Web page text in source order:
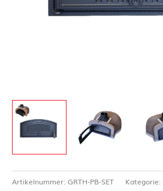
Artikelnummer: GRTH-PB-SET Kategorie: